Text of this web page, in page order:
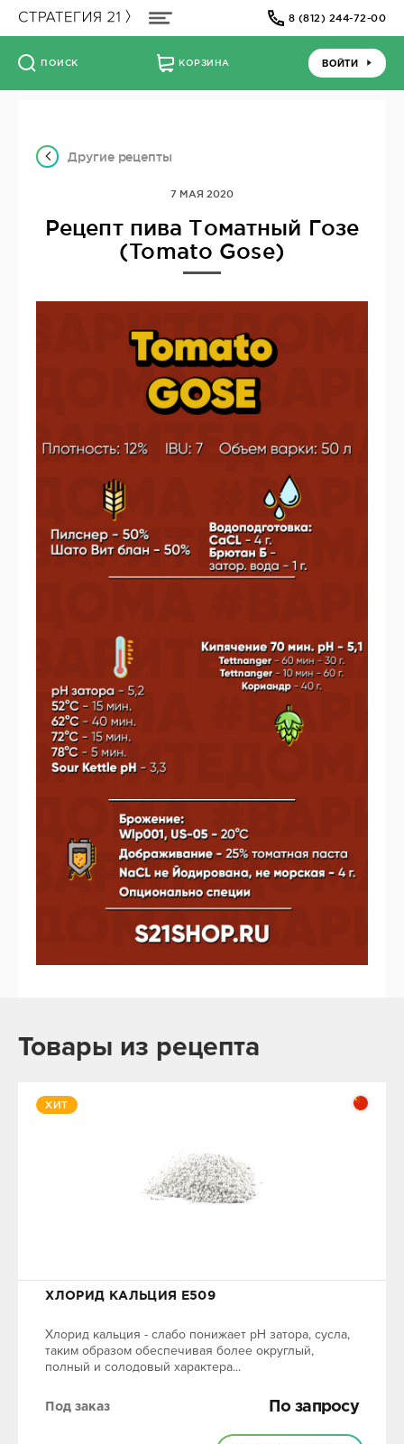
8 (812) 244-72-00
ПОИСК КОРЗИНА ВОЙТИ
Другие рецепты
7 МАЯ 2020
Рецепт пива Томатный Гозе
(Tomato Gose)
Товары из рецепта
ХИТ
ХЛОРИД КАЛЬЦИЯ Е509
Хлорид кальция - слабо понижает pH затора, сусла,
таким образом обеспечивая более округлый,
полный и солодовый характера...
Под заказ По запросу